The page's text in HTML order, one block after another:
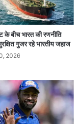
बयान जारी कर
पर किया है,
तौर पर प्रमोट
उन्होंने स्किल्स
एक कंपनी के साथ
के बीच भारत की रणनीति
गुजर रहे भारतीय जहाज
2026